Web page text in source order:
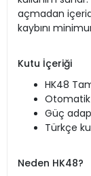
açmadan
kaybını
Kutu İçeriği
HK48
Güç
Türkçe
Neden HK48?